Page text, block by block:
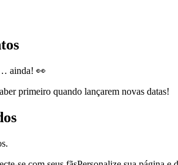
ainda! 👀
primeiro quando lançarem novas datas!